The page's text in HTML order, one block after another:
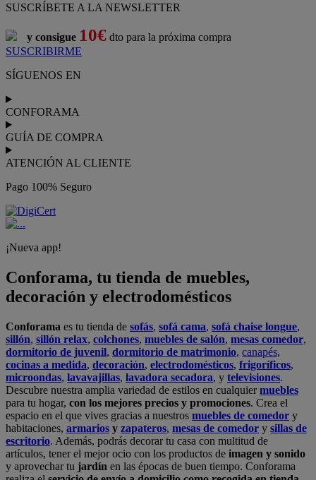
SUSCRÍBETE A LA NEWSLETTER
y consigue 10€ dto para la próxima compra
SUSCRIBIRME
SÍGUENOS EN
CONFORAMA
GUÍA DE COMPRA
ATENCIÓN AL CLIENTE
Pago 100% Seguro
¡Nueva app!
Conforama, tu tienda de muebles,
decoración y electrodomésticos
Conforama es tu tienda de sofás, sofá cama, sofá chaise longue,
sillón, sillón relax, colchones, muebles de salón, mesas comedor,
dormitorio de juvenil, dormitorio de matrimonio, canapés,
cocinas a medida, decoración, electrodomésticos, frigoríficos,
microondas, lavavajillas, lavadora secadora, y televisiones.
Descubre nuestra amplia variedad de estilos en cualquiermuebles
para tu hogar, con los mejores precios y promociones. Crea el
espacio en el que vives gracias a nuestros muebles de comedor y
habitaciones, armarios y zapateros, mesas de comedor y sillas de
escritorio. Además, podrás decorar tu casa con multitud de
artículos, tener el mejor ocio con los productos de imagen y sonido
y aprovechar tu jardín en las épocas de buen tiempo. Conforama